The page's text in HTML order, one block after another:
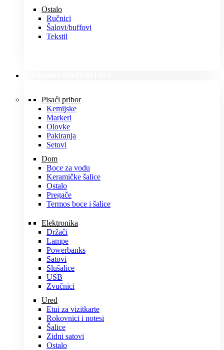
Ostalo
Ručnici
Šalovi/buffovi
Tekstil
Pisaći pribor
Kemijske
Markeri
Olovke
Pakiranja
Setovi
Dom
Boce za vodu
Keramičke šalice
Ostalo
Pregače
Termos boce i šalice
Elektronika
Držači
Lampe
Powerbanks
Satovi
Slušalice
USB
Zvučnici
Ured
Etui za vizitkarte
Rokovnici i notesi
Šalice
Zidni satovi
Ostalo